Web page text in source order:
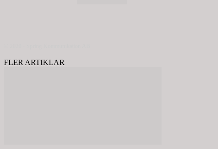
FLER ARTIKLAR